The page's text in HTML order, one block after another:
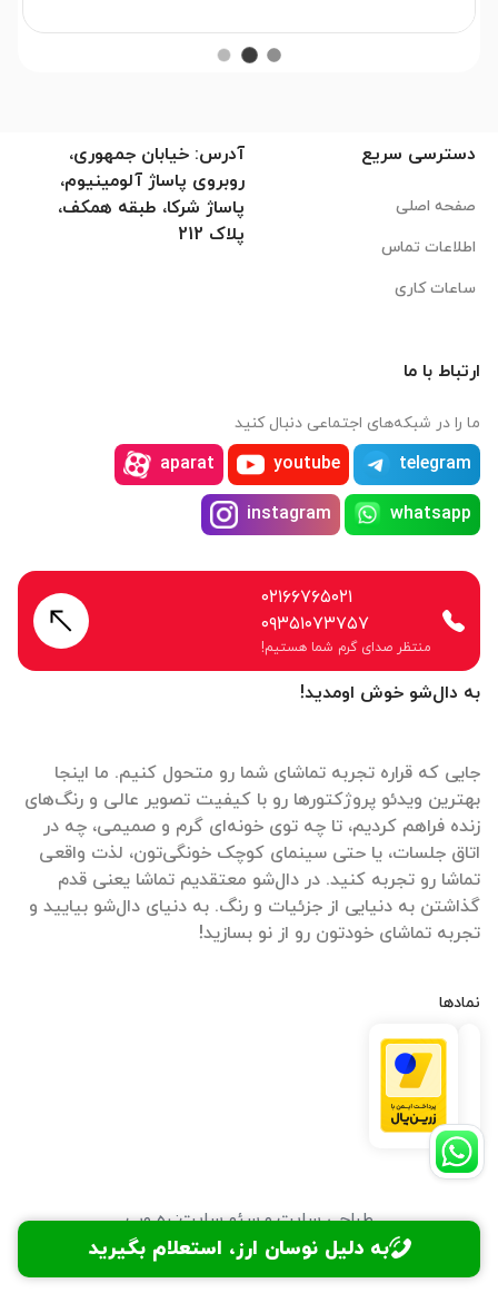
به دال‌شو خوش اومدید!
جایی که قراره تجربه تماشای شما رو متحول کنیم. ما اینجا
بهترین ویدئو پروژکتورها رو با کیفیت تصویر عالی و رنگ‌های
زنده فراهم کردیم، تا چه توی خونه‌ای گرم و صمیمی، چه در
اتاق جلسات، یا حتی سینمای کوچک خونگی‌تون، لذت واقعی
تماشا رو تجربه کنید. در دال‌شو معتقدیم تماشا یعنی قدم
گذاشتن به دنیایی از جزئیات و رنگ. به دنیای دال‌شو بیایید و
تجربه تماشای خودتون رو از نو بسازید!
نمادها
دسترسی سریع
صفحه اصلی
اطلاعات تماس
ساعات کاری
آدرس: خیابان جمهوری،
روبروی پاساژ آلومینیوم،
پاساژ شرکا، طبقه همکف،
پلاک 212
ارتباط با ما
ما را در شبکه‌های اجتماعی دنبال کنید
telegram
youtube
aparat
whatsapp
instagram
۰۲۱۶۶۷۶۵۰۲۱
۰۹۳۵۱۰۷۳۷۵۷
منتظر صدای گرم شما هستیم!
طراحی سایتوسئو سایت:ره وب
به دلیل نوسان ارز، استعلام بگیرید